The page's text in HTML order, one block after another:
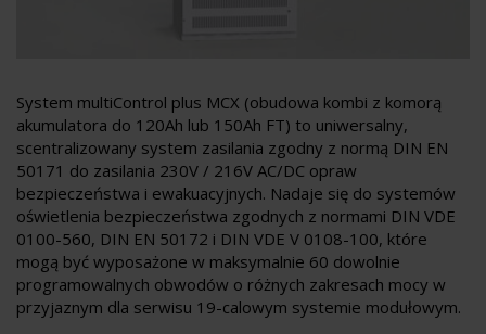
System multiControl plus MCX (obudowa kombi z komorą
akumulatora do 120Ah lub 150Ah FT) to uniwersalny,
scentralizowany system zasilania zgodny z normą DIN EN
50171 do zasilania 230V / 216V AC/DC opraw
bezpieczeństwa i ewakuacyjnych. Nadaje się do systemów
oświetlenia bezpieczeństwa zgodnych z normami DIN VDE
0100-560, DIN EN 50172 i DIN VDE V 0108-100, które
mogą być wyposażone w maksymalnie 60 dowolnie
programowalnych obwodów o różnych zakresach mocy w
przyjaznym dla serwisu 19-calowym systemie modułowym.